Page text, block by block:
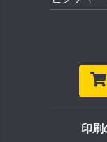
印刷